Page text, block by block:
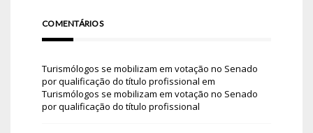
COMENTÁRIOS
Turismólogos se mobilizam em votação no Senado
por qualificação do título profissional em
Turismólogos se mobilizam em votação no Senado
por qualificação do título profissional